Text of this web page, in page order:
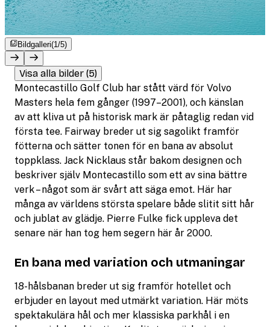
Bildgalleri(1/5)
Visa alla bilder (5)
Montecastillo Golf Club har stått värd för Volvo
Masters hela fem gånger (1997–2001), och känslan
av att kliva ut på historisk mark är påtaglig redan vid
första tee. Fairway breder ut sig sagolikt framför
fötterna och sätter tonen för en bana av absolut
toppklass. Jack Nicklaus står bakom designen och
beskriver själv Montecastillo som ett av sina bättre
verk – något som är svårt att säga emot. Här har
många av världens största spelare både slitit sitt hår
och jublat av glädje. Pierre Fulke fick uppleva det
senare när han tog hem segern här år 2000.
En bana med variation och utmaningar
18-hålsbanan breder ut sig framför hotellet och
erbjuder en layout med utmärkt variation. Här möts
spektakulära hål och mer klassiska parkhål i en